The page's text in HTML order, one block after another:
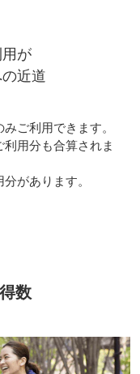
が
近道
ご利⽤できます。
⽤分も合算されま
があります。
数